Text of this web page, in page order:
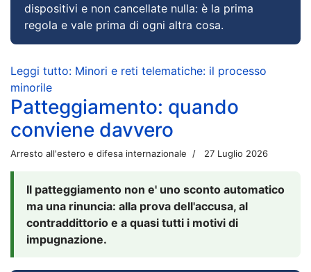
dispositivi e non cancellate nulla: è la prima
regola e vale prima di ogni altra cosa.
Leggi tutto: Minori e reti telematiche: il processo
minorile
Patteggiamento: quando
conviene davvero
Arresto all'estero e difesa internazionale 27 Luglio 2026
Il patteggiamento non e' uno sconto automatico
ma una rinuncia: alla prova dell'accusa, al
contraddittorio e a quasi tutti i motivi di
impugnazione.